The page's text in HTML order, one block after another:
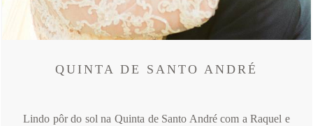
QUINTA DE SANTO ANDRÉ
Lindo pôr do sol na Quinta de Santo André com a Raquel e